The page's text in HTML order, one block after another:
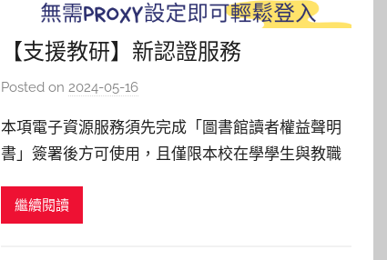
【支援教研】新認證服務
OpenAthens：教職員生於校內外使
定即可輕鬆登入
Posted on2024-05-16
c
h
本項電子資源服務須先完成「圖書館讀者權益聲明
書」簽署後方可使用，且僅限本校在學學生與教職
無法使用本校電子資源（詳情請參閱「借閱紀錄與
繼續閱讀